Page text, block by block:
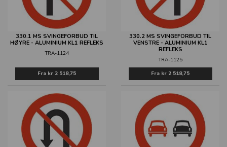
330.1 MS SVINGEFORBUD TIL
HØYRE - ALUMINIUM KL1 REFLEKS
TRA-1124
Fra kr 2 518,75
330.2 MS SVINGEFORBUD TIL
VENSTRE - ALUMINIUM KL1
REFLEKS
TRA-1125
Fra kr 2 518,75